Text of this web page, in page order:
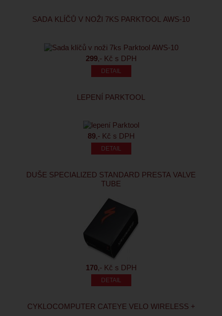
SADA KLÍČŮ V NOŽI 7KS PARKTOOL AWS-10
299,- Kč s DPH
LEPENÍ PARKTOOL
89,- Kč s DPH
DUŠE SPECIALIZED STANDARD PRESTA VALVE
TUBE
170,- Kč s DPH
CYKLOCOMPUTER CATEYE VELO WIRELESS +